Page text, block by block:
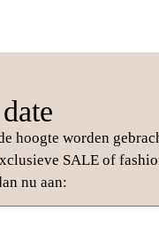
hoogte worden
SALE of
nu aan: